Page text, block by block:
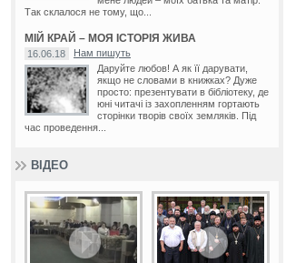
Так склалося не тому, що...
МІЙ КРАЙ – МОЯ ІСТОРІЯ ЖИВА
16.06.18
Нам пишуть
Даруйте любов! А як її дарувати,
якщо не словами в книжках? Дуже
просто: презентувати в бібліотеку, де
юні читачі із захопленням гортають
сторінки творів своїх земляків. Під
час проведення...
ВІДЕО